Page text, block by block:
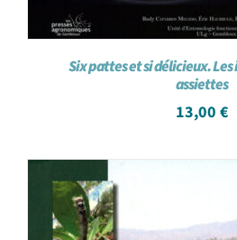
Six pattes et si délicieux. Les
assiettes
13,00 €